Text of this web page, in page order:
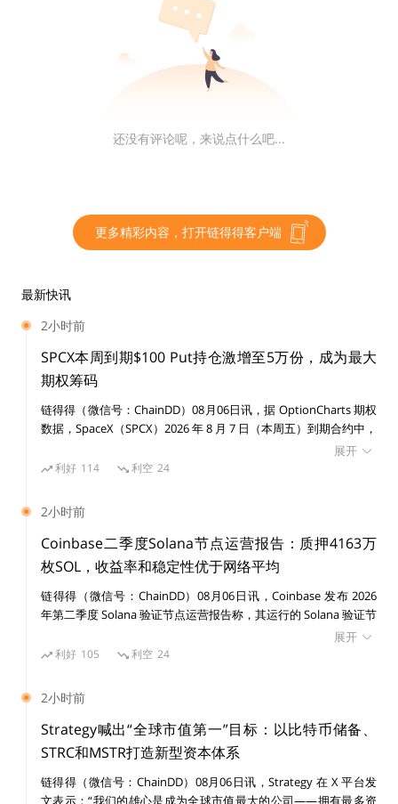
ed（SBF）来强迫他参与听证会，而是希望委员会工作人
员说服SBF自愿作证，截至目前SBF尚未同意。
美国众议院金融服务委员会将于12月13日举办名为“调查
TX, Part I）”的听证会，但SBF表示，“一旦我完成学习和
美众议员新法案拟禁止加密交易所滥用客户资金，
并要求其向SEC披露储备证明
据Cointelegraph消息，美国众议员Ritchie Torres向众
议院金融服务委员会提交了两项法案，分别为“加密消费
货币交易所滥用客户资金，并要求交易所向美国证券交易
委员会（SEC）披露储备证明。
其中第一项法案表示，“未经客户同意，加密货币交易所
不得借出、利用或混合客户的资金”；第二项法案内容包
露与交易所储备证明有关的信息，包括交易所持有的资产
与负债之比等”。
破产法官裁定Celsius需将约4400万美元加密资产
返还用户
加密借贷平台Celsius Network必须将价值约4400万美元
的加密货币返还给用户，即使它没有进入Celsius的计息
账户。法官表示此前涉案各方已得出结论，资金属于用
户，而不是Celsius。
还没有评论呢，来说点什么吧...
更多精彩内容，打开链得得客户端
最新快讯
2小时前
SPCX本周到期$100 Put持仓激增至5万份，成为最大
期权筹码
链得得（微信号：ChainDD）08月06日讯，据 OptionCharts 期权
数据，SpaceX（SPCX）2026 年 8 月 7 日（本周五）到期合约中，
100 美元行权价 Put 期权未平仓合约升至 50,158 份，占据当前期
权持仓最高水平之一。 截至目前，SPCX 100 美元价位 Call 未平仓
集中布局下行保护或看跌头寸。 此前消息，昨日美股收盘，SPCX
收盘价为 108.27 美元，跌幅超 13%。
展开
利好 114 利空 24
2小时前
Coinbase二季度Solana节点运营报告：质押4163万
枚SOL，收益率和稳定性优于网络平均
链得得（微信号：ChainDD）08月06日讯，Coinbase 发布 2026
年第二季度 Solana 验证节点运营报告称，其运行的 Solana 验证节
点在收益率、稳定性和基础设施分布方面均优于网络平均水平。数
据显示，Coinbase 目前通过 23 个验证节点质押约 4163 万枚
括美国、英国、德国、日本、新加坡等地区。核心运营数据如下：
质押规模：4163 万 SOL，占全网质押量 9.72%； 质押收益率：Q2
2026 季度 APY 为 6.52%，高于全网平均 6.38%，领先 14 个基点；
区块跳过率（skip rate）：0.035%，低于全网平均 0.136%，约为
网络平均水平的四分之一。 Coinbase 表示，其验证节点采用多客
户端架构，目前运行 Harmonic、Jito、JitoBAM 和 Firedancer 等
展开
利好 105 利空 24
2小时前
Strategy喊出“全球市值第一”目标：以比特币储备、
STRC和MSTR打造新型资本体系
链得得（微信号：ChainDD）08月06日讯，Strategy 在 X 平台发
文表示：“我们的雄心是成为全球市值最大的公司——拥有最多资